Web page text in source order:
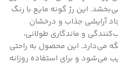
این رژ گونه مایع با رنگ
آرایشی جذاب و درخشان
و ماندگاری طولانی،
می‌دارد. این محصول به راحتی
می‌شود و برای استفاده روزانه